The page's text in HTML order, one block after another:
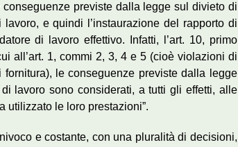
previste dalla legge sul divieto di
e quindi l’instaurazione del rapporto di
di lavoro effettivo. Infatti, l’art. 10, primo
all’art. 1, commi 2, 3, 4 e 5 (cioè violazioni di
le conseguenze previste dalla legge
lavoro sono considerati, a tutti gli effetti, alle
utilizzato le loro prestazioni”.
e costante, con una pluralità di decisioni,